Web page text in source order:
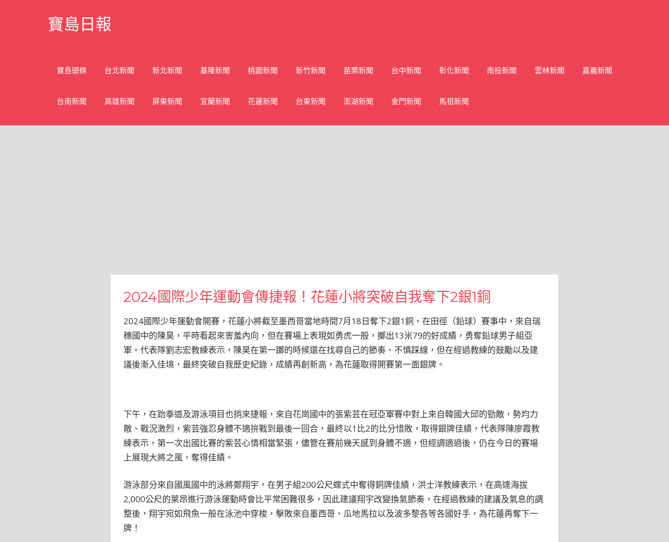
寶島日報
寶島頭條 台北新聞 新北新聞 基隆新聞 桃園新聞 新竹新聞 苗栗新聞 台中新聞 彰化新聞 南投新聞 雲林新聞 嘉義新聞
台南新聞 高雄新聞 屏東新聞 宜蘭新聞 花蓮新聞 台東新聞 澎湖新聞 金門新聞 馬祖新聞
2024國際少年運動會傳捷報！花蓮小將突破自我奪下2銀1銅
2024國際少年運動會開賽，花蓮小將截至墨西哥當地時間7月18日奪下2銀1銅，在田徑（鉛球）賽事中，來自瑞
穗國中的陳昊，平時看起來害羞內向，但在賽場上表現如勇虎一般，擲出13米79的好成績，勇奪鉛球男子組亞
軍。代表隊劉志宏教練表示，陳昊在第一躑的時候還在找尋自己的節奏、不慎踩線，但在經過教練的鼓勵以及建
議後漸入佳境，最終突破自我歷史紀錄，成績再創新高，為花蓮取得開賽第一面銀牌。
下午，在跆拳道及游泳項目也捎來捷報，來自花崗國中的張紫芸在冠亞軍賽中對上來自韓國大邱的勁敵，勢均力
敵、戰況激烈，紫芸強忍身體不適拚戰到最後一回合，最終以1比2的比分惜敗，取得銀牌佳績，代表隊陳廖霞教
練表示，第一次出國比賽的紫芸心情相當緊張，儘管在賽前幾天感到身體不適，但經調適過後，仍在今日的賽場
上展現大將之風，奪得佳績。
游泳部分來自國風國中的泳將鄭翔宇，在男子組200公尺蝶式中奪得銅牌佳績，洪士洋教練表示，在高達海拔
2,000公尺的萊昂進行游泳運動時會比平常困難很多，因此建議翔宇改變換氣節奏，在經過教練的建議及氣息的調
整後，翔宇宛如飛魚一般在泳池中穿梭，擊敗來自墨西哥、瓜地馬拉以及波多黎各等各國好手，為花蓮再奪下一
牌！